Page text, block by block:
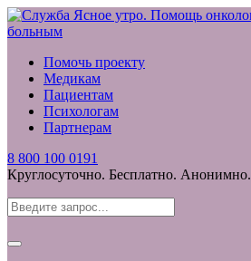
Помочь проекту
Медикам
Пациентам
Психологам
Партнерам
8 800 100 0191
Круглосуточно. Бесплатно. Анонимно.